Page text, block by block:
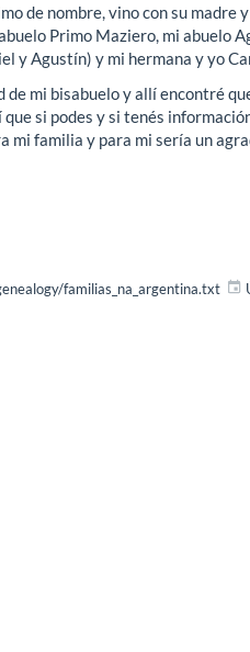
de nombre, vino con su madre
Primo Maziero, mi abuelo
y Agustín) y mi hermana y yo
mi bisabuelo y allí encontré
si podes y si tenés
mi familia y para mi sería un
familias_na_argentina.txt